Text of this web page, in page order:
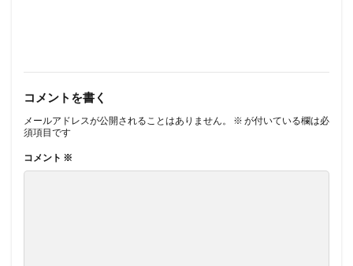
コメントを書く
メールアドレスが公開されることはありません。 ※ が付いている欄は必
須項目です
コメント ※